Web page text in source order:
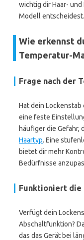
wichtig dir Haar-
Modell entscheidest.
Wie erkennst
Temperatur-
Frage nach der
Hat dein
eine feste
häufiger die Gefahr,
Haartyp. Eine
bietet dir mehr
Bedürfnisse
Funktioniert die
Verfügt dein
Abschaltfunktion?
das das Gerät bei